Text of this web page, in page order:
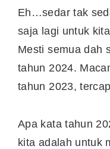
Eh…sedar tak
saja lagi untuk
Mesti semua dah
tahun 2024.
tahun 2023,
Apa kata tahun
kita adalah untuk